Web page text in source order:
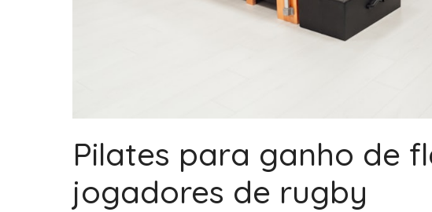
Pilates para ganho de
jogadores de rugby